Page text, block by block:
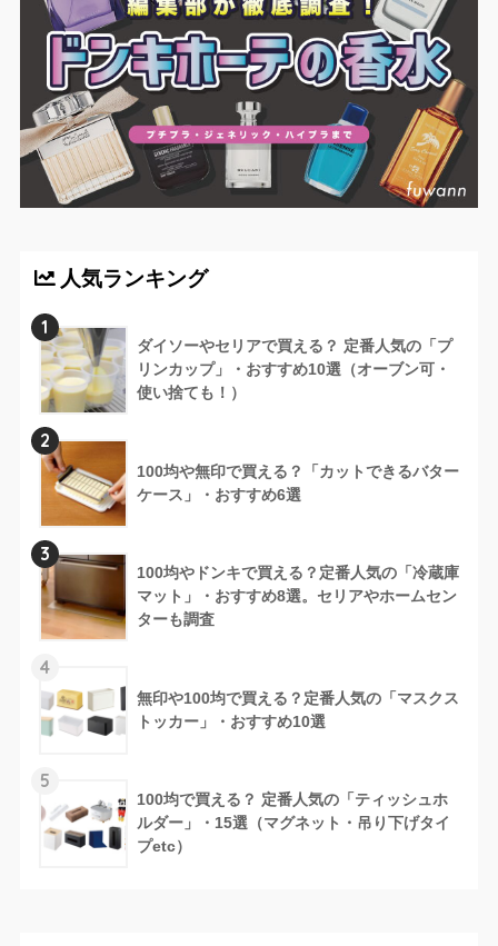
人気ランキング
1
ダイソーやセリアで買える？ 定番人気の「プ
リンカップ」・おすすめ10選（オーブン可・
使い捨ても！）
2
100均や無印で買える？「カットできるバター
ケース」・おすすめ6選
3
100均やドンキで買える？定番人気の「冷蔵庫
マット」・おすすめ8選。セリアやホームセン
ターも調査
4
無印や100均で買える？定番人気の「マスクス
トッカー」・おすすめ10選
5
100均で買える？ 定番人気の「ティッシュホ
ルダー」・15選（マグネット・吊り下げタイ
プetc）